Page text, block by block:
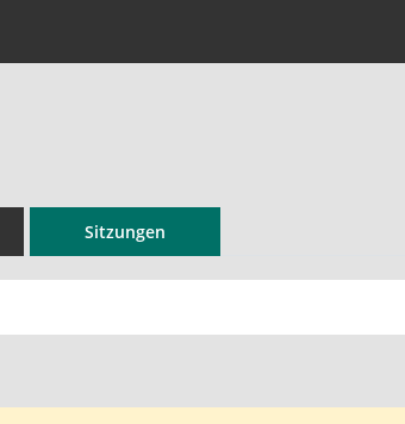
Sitzungen